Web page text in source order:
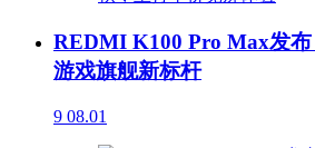
REDMI K100 Pro Max发布
游戏旗舰新标杆
9 08.01